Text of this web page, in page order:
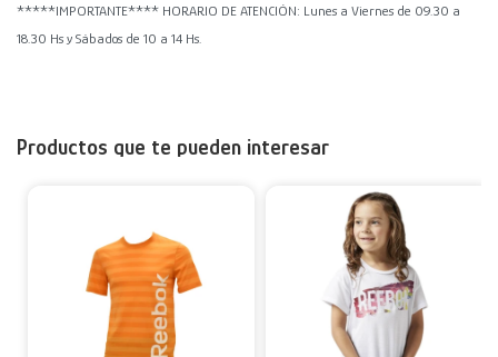
*****IMPORTANTE**** HORARIO DE ATENCIÓN: Lunes a Viernes de 09.30 a
18.30 Hs y Sábados de 10 a 14 Hs.
Productos que te pueden interesar